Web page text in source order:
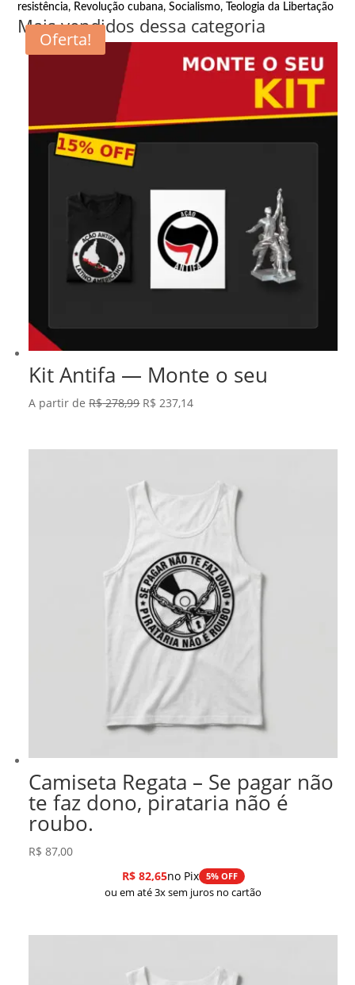
resistência, Revolução cubana,Socialismo,Teologia da Libertação
Mais vendidos dessa categoria
Oferta!
Kit Antifa — Monte o seu
A partir deR$278,99 O
R$ 278,99.
R$ 237,14O
R$ 237,14.
Camiseta Regata – Se pagar não
te faz dono, pirataria não é
roubo.
R$ 87,00
R$82,65no Pix 5% OFF
ou em até 3x sem juros no cartão